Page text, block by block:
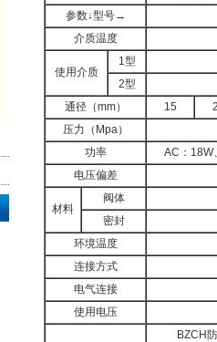
参数↓型号→
介质温度
使用介质
1型
2型
通径（mm）
15
压力（Mpa）
功率
AC：18W
电压偏差
材料
阀体
密封
环境温度
连接方式
电气连接
使用电压
BZCH